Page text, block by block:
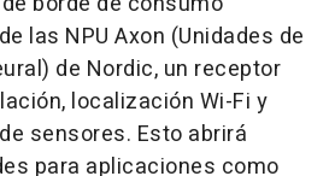
las NPU Axon (Unidades de
de Nordic, un receptor
localización Wi-Fi y
sensores. Esto abrirá
para aplicaciones como